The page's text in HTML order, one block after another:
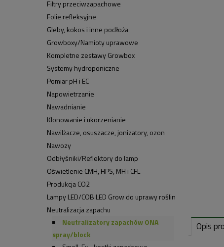
Filtry przeciwzapachowe
Folie refleksyjne
Gleby, kokos i inne podłoża
Growboxy/Namioty uprawowe
Kompletne zestawy Growbox
Systemy hydroponiczne
Pomiar pH i EC
Napowietrzanie
Nawadnianie
Klonowanie i ukorzenianie
Nawilżacze, osuszacze, jonizatory, ozon
Nawozy
Odbłyśniki/Reflektory do lamp
Oświetlenie CMH, HPS, MH i CFL
Produkcja CO2
Lampy LED/COB LED Grow do uprawy roślin
Neutralizacja zapachu
Neutralizatory zapachów ONA
spray/block
Opis